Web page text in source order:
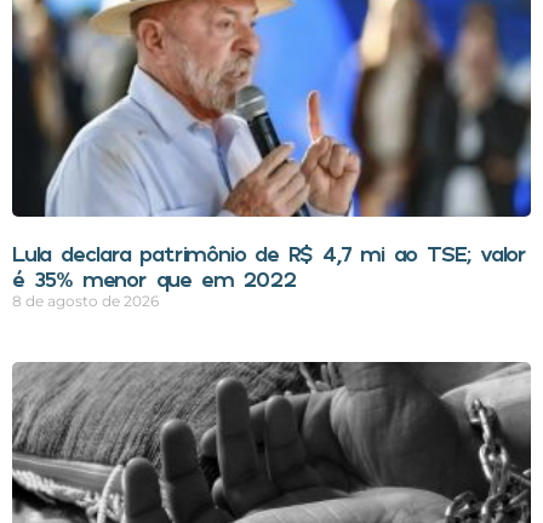
Lula declara patrimônio de R$ 4,7 mi ao TSE; valor
é 35% menor que em 2022
8 de agosto de 2026